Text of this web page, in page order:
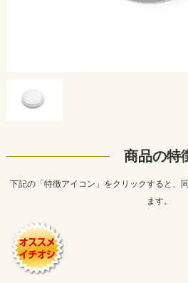
商品の特
下記の「特徴アイコン」をクリックすると、
ます。